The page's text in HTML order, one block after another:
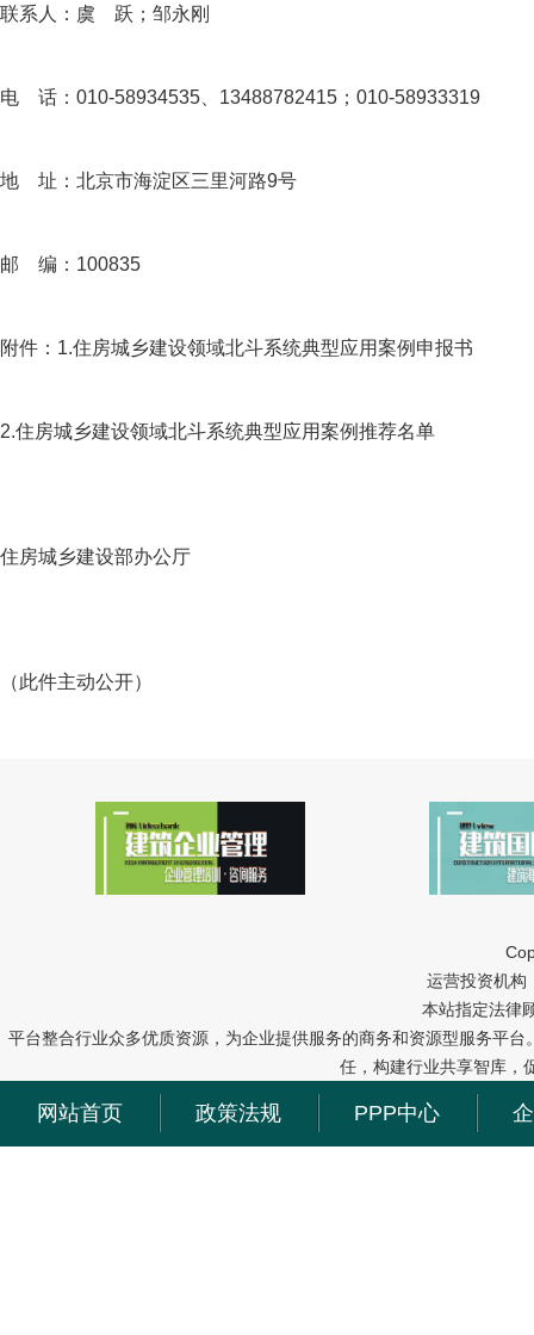
联系人：虞 跃；邹永刚
电 话：010-58934535、13488782415；010-58933319
地 址：北京市海淀区三里河路9号
邮 编：100835
附件：1.住房城乡建设领域北斗系统典型应用案例申报书
2.住房城乡建设领域北斗系统典型应用案例推荐名单
住房城乡建设部办公厅
（此件主动公开）
运营投资机构
本站指定法律
平台整合行业众多优质资源，为企业提供服务的商务和资源型服务平
任，构建行业共享智库，
网站首页 政策法规 PPP中心